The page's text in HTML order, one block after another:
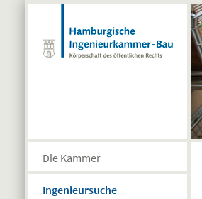
Direkt zum Inhalt
Die Kammer
Ingenieursuche